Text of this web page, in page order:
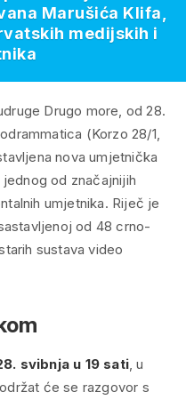
Drugo more, od 28.
(Korzo 28/1,
nova umjetnička
od značajnijih
umjetnika. Riječ je
od 48 crno-
sustava video
svibnja u 19 sati , u
će se razgovor s
Marušića Klifa,
medijskih i